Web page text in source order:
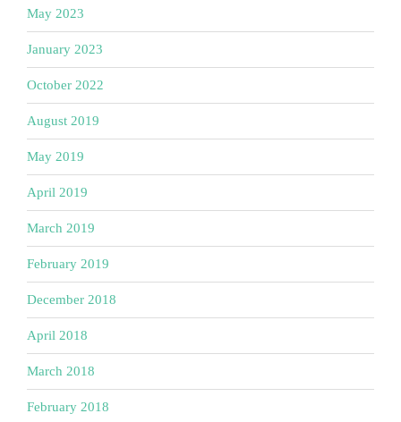
May 2023
January 2023
October 2022
August 2019
May 2019
April 2019
March 2019
February 2019
December 2018
April 2018
March 2018
February 2018